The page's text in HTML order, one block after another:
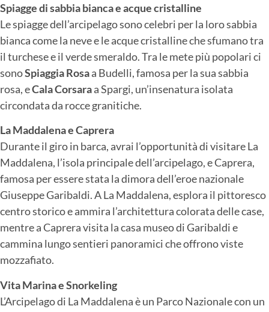
Spiagge di sabbia bianca e acque cristalline
Le spiagge dell’arcipelago sono celebri per la loro sabbia
bianca come la neve e le acque cristalline che sfumano tra
il turchese e il verde smeraldo. Tra le mete più popolari ci
sonoSpiaggia Rosaa Budelli, famosa per la sua sabbia
rosa, eCala Corsaraa Spargi, un’insenatura isolata
circondata da rocce granitiche.
La Maddalena e Caprera
Durante il giro in barca, avrai l’opportunità di visitare La
Maddalena, l’isola principale dell’arcipelago, e Caprera,
famosa per essere stata la dimora dell’eroe nazionale
Giuseppe Garibaldi. A La Maddalena, esplora il pittoresco
centro storico e ammira l’architettura colorata delle case,
mentre a Caprera visita la casa museo di Garibaldi e
cammina lungo sentieri panoramici che offrono viste
mozzafiato.
Vita Marina e Snorkeling
L’Arcipelago di La Maddalena è un Parco Nazionale con un